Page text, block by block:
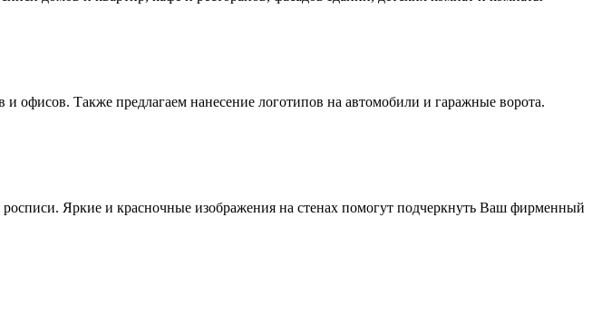
офисов. Также предлагаем нанесение логотипов на автомобили и гаражные ворота.
Яркие и красночные изображения на стенах помогут подчеркнуть Ваш фирменный